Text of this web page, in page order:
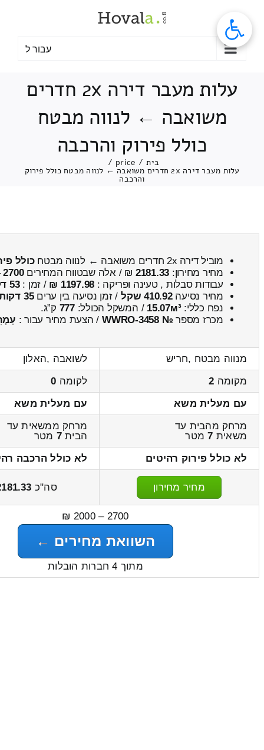
עבור ל
עלות מעבר דירה 2x חדרים
משואבה ← לנווה מבטח
כולל פירוק והרכבה
בית /
price
/
עלות מעבר דירה 2x חדרים משואבה ← לנווה מבטח כולל פירוק
והרכבה
מוביל דירה 2x חדרים משואבה ← לנווה מבטח
כולל
מחיר מחירון: 2181.33 ₪ / אלה שבטווח המחירים2700
עבודות סבלות , טעינה ופריקה : 1197.98 ₪ / זמן :53 דקות 14 שניות
מחיר נסיעה410.92 שקל / זמן נסיעה בין ערים35 דקות
נפח כללי:15.07м³ / המשקל הכולל:777 ק”ג.
מכרז מספר № WWRO-3458 / הצעת מחיר עבור :
מנווה מבטח ,חריש
לשואבה ,האלון
מקומה 2 לקומה 0
עם מעלית משא
עם מעלית משא
מרחק מהבית עד
משאית 7מטר
מרחק ממשאית עד
הבית7 מטר
לא כולל פירוק רהיטים
לא כולל הרכבה
מחיר מחירון סה"כ
2700 – 2000 ₪
השוואת מחירים ←
מתוך 4 חברות הובלות